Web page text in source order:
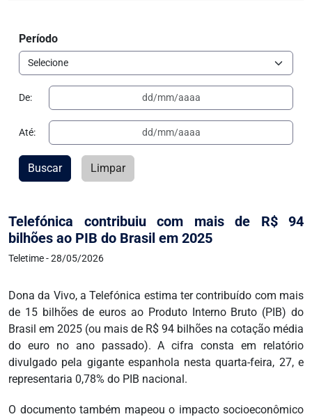
Telefónica contribuiu com mais de R$ 94
bilhões ao PIB do Brasil em 2025
Teletime - 28/05/2026
Dona da Vivo, a Telefónica estima ter contribuído com mais
de 15 bilhões de euros ao Produto Interno Bruto (PIB) do
Brasil em 2025 (ou mais de R$ 94 bilhões na cotação média
do euro no ano passado). A cifra consta em relatório
divulgado pela gigante espanhola nesta quarta-feira, 27, e
representaria 0,78% do PIB nacional.
O documento também mapeou o impacto socioeconômico
Período
De:
Até:
Buscar Limpar